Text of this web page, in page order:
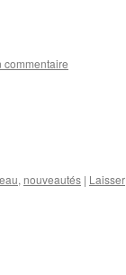
commentaire
, nouveautés | Laisser